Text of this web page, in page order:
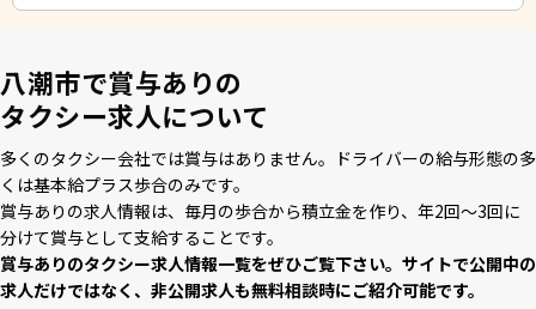
八潮市で賞与ありの
タクシー求人について
多くのタクシー会社では賞与はありません。ドライバーの給与形態の多
くは基本給プラス歩合のみです。
賞与ありの求⼈情報は、毎⽉の歩合から積⽴⾦を作り、年2回〜3回に
分けて賞与として⽀給することです。
賞与ありのタクシー求⼈情報⼀覧をぜひご覧下さい。サイトで公開中の
求⼈だけではなく、⾮公開求⼈も無料相談時にご紹介可能です。